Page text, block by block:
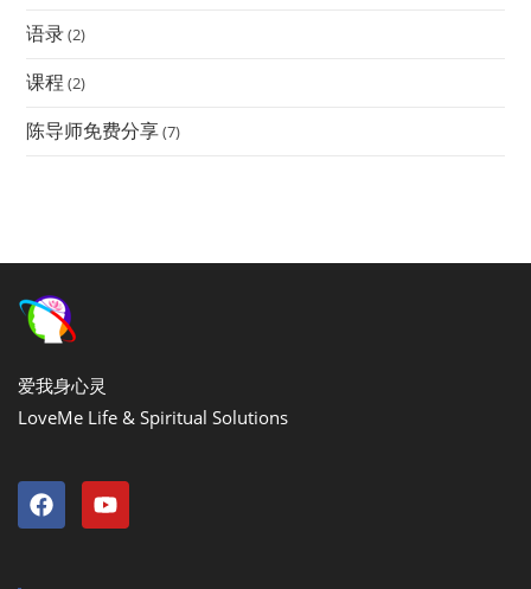
语录(2)
课程 (2)
陈导师免费分享(7)
爱我身心灵
LoveMe Life & Spiritual Solutions